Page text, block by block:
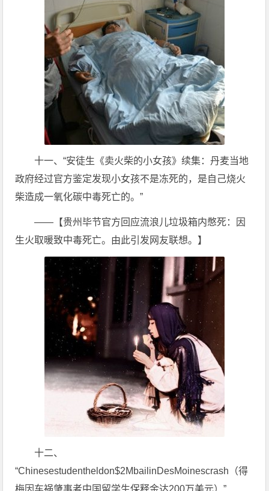
十一、“安徒生《卖火柴的小女孩》续集：丹麦当地
政府经过官方鉴定发现小女孩不是冻死的，是自己烧火
柴造成一氧化碳中毒死亡的。”
——【贵州毕节官方回应流浪儿垃圾箱内憋死：因
生火取暖致中毒死亡。由此引发网友联想。】
十二、
“Chinesestudentheldon$2MbailinDesMoinescrash（得
梅因车祸肇事者中国留学生保释金达200万美元）”